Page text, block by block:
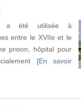
a été utilisée à
entre le XVIIe et le
prison, hôpital pour
[En savoir